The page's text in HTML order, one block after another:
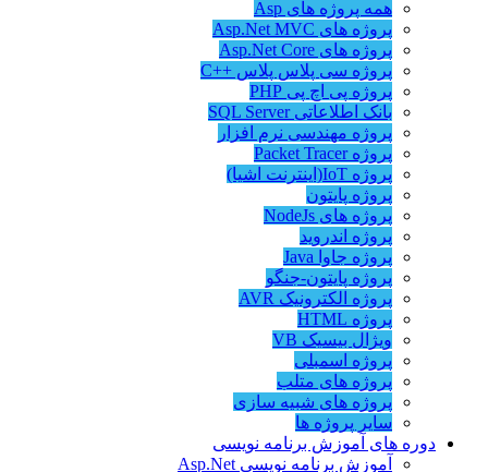
همه پروژه های Asp
پروژه های Asp.Net MVC
پروژه های Asp.Net Core
پروژه سی پلاس پلاس ++C
پروژه پی اچ پی PHP
بانک اطلاعاتی SQL Server
پروژه مهندسی نرم افزار
پروژه Packet Tracer
پروژه IoT(اینترنت اشیا)
پروژه پایتون
پروژه های NodeJs
پروژه اندروید
پروژه جاوا Java
پروژه پایتون-جنگو
پروژه الکترونیک AVR
پروژه HTML
ویژال بیسیک VB
پروژه اسمبلی
پروژه های متلب
پروژه های شبیه سازی
سایر پروژه ها
دوره های آموزش برنامه نویسی
آموزش برنامه نویسی Asp.Net